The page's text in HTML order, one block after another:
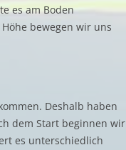
es am Boden
bewegen wir uns
Deshalb haben
dem Start beginnen wir
es unterschiedlich